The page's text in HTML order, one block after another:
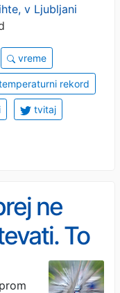
v Ljubljani
vreme
rekord
tvitaj
ne
To